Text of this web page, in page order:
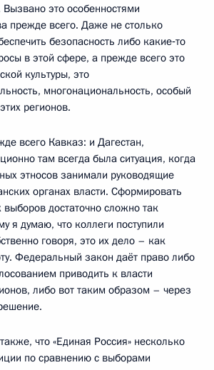
это особенностями
прежде всего. Даже не столько
безопасность либо какие‑то
в этой сфере, а прежде всего это
культуры, это
многонациональность, особый
регионов.
всего Кавказ: и Дагестан,
там всегда была ситуация, когда
этносов занимали руководящие
органах власти. Сформировать
достаточно сложно так
я думаю, что коллеги поступили
говоря, это их дело – как
Федеральный закон даёт право либо
приводить к власти
либо вот таким образом – через
что «Единая Россия» несколько
по сравнению с выборами